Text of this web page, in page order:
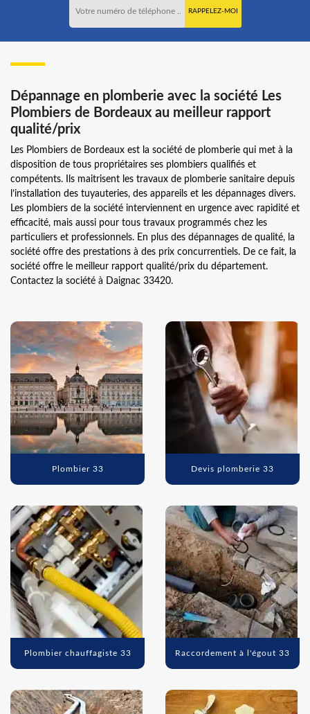
Dépannage en plomberie avec la société Les
Plombiers de Bordeaux au meilleur rapport
qualité/prix
Les Plombiers de Bordeaux est la société de plomberie qui met à la
disposition de tous propriétaires ses plombiers qualifiés et
compétents. Ils maitrisent les travaux de plomberie sanitaire depuis
l’installation des tuyauteries, des appareils et les dépannages divers.
Les plombiers de la société interviennent en urgence avec rapidité et
efficacité, mais aussi pour tous travaux programmés chez les
particuliers et professionnels. En plus des dépannages de qualité, la
société offre des prestations à des prix concurrentiels. De ce fait, la
société offre le meilleur rapport qualité/prix du département.
Contactez la société à Daignac 33420.
Plombier 33 Devis plomberie 33
Plombier chauffagiste 33 Raccordement à l'égout 33